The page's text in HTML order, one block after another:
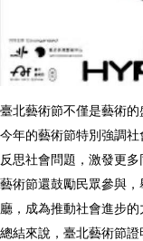
臺北藝術節不僅是藝術
今年的藝術節特別強調
反思社會問題，激發更多
藝術節還鼓勵民眾參與
廳，成為推動社會進步的
總結來說，臺北藝術節